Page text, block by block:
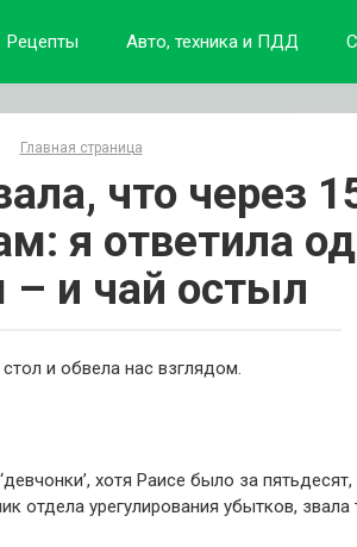
Рецепты Авто, техника и ПДД
Главная страница
что через
я ответила
– и чай остыл
и обвела нас взглядом.
хотя Раисе было за
отдела урегулирования убытков, звала